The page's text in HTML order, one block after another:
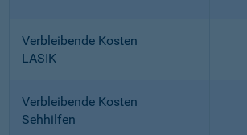
Verbleibende Kosten
LASIK
Verbleibende Kosten
Sehhilfen